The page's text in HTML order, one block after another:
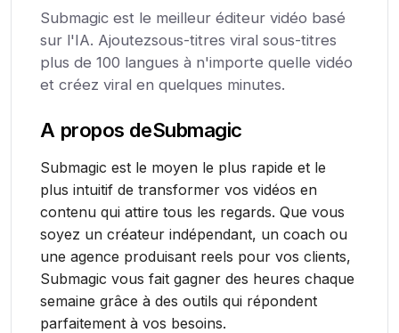
Submagic est le meilleur éditeur vidéo basé
sur l'IA. Ajoutezsous-titres viral sous-titres
plus de 100 langues à n'importe quelle vidéo
et créez viral en quelques minutes.
A propos deSubmagic
Submagic est le moyen le plus rapide et le
plus intuitif de transformer vos vidéos en
contenu qui attire tous les regards. Que vous
soyez un créateur indépendant, un coach ou
une agence produisant reels pour vos clients,
Submagic vous fait gagner des heures chaque
semaine grâce à des outils qui répondent
parfaitement à vos besoins.